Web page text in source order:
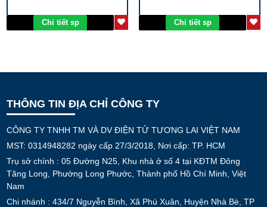
Chi tiết sp Chi tiết sp
THÔNG TIN ĐỊA CHỈ CÔNG TY
CÔNG TY TNHH TM VÀ DV ĐIỆN TỬ TƯƠNG LAI VIỆT NAM
MST: 0314948282 ngày cấp 27/3/2018, Nơi cấp: TP. HCM
Trụ sở chính : 05 Đường N25, Khu nhà ở số 4 tại KĐTM Đông
Tăng Long, Phường Long Phước, Thành phố Hồ Chí Minh, Việt
Nam
Chi nhánh : 434/7 Nguyễn Bình, Xã Phú Xuân, Huyện Nhà Bè, TP